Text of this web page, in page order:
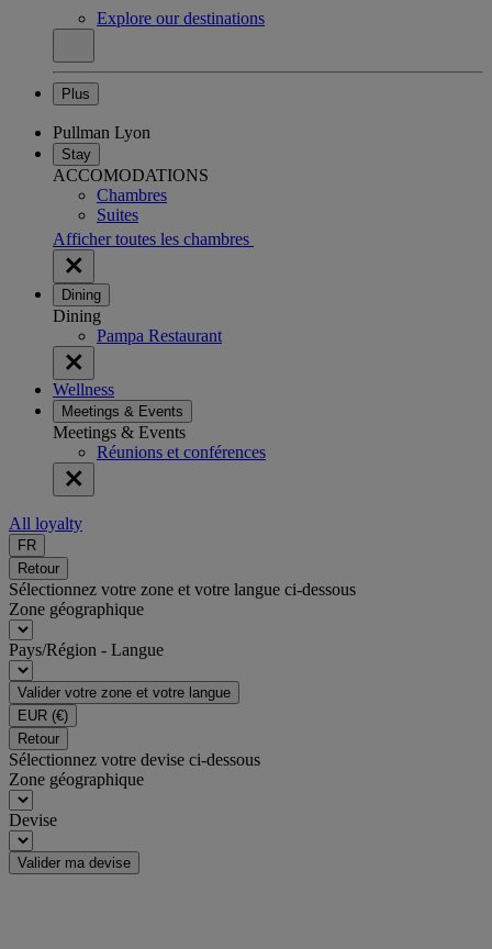
Explore our destinations
Plus
Pullman Lyon
Stay
ACCOMODATIONS
Chambres
Suites
Afficher toutes les chambres
Dining
Dining
Pampa Restaurant
Wellness
Meetings & Events
Meetings & Events
Réunions et conférences
All loyalty
FR
Retour
Sélectionnez votre zone et votre langue ci-dessous
Zone géographique
Pays/Région - Langue
Valider votre zone et votre langue
EUR (€)
Retour
Sélectionnez votre devise ci-dessous
Zone géographique
Devise
Valider ma devise